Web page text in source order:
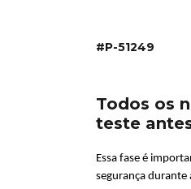
#P-51249
Todos os
teste
Essa fase é
segurança durante